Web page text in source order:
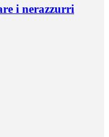
i nerazzurri